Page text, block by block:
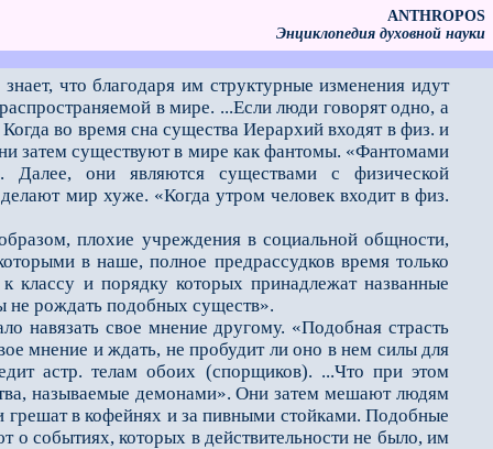
ANTHROPOS
Энциклопедия духовной науки
что благодаря им структурные изменения идут
в мире. ...Если люди говорят одно, а
во время сна существа Иерархий входят в физ. и
затем существуют в мире как фантомы. «Фантомами
они являются существами с физической
мир хуже. «Когда утром человек входит в физ.
плохие учреждения в социальной общности,
в наше, полное предрассудков время только
классу и порядку которых принадлежат названные
не рождать подобных существ».
свое мнение другому. «Подобная страсть
мнение и ждать, не пробудит ли оно в нем силы для
астр. телам обоих (спорщиков). ...Что при этом
называемые демонами». Они затем мешают людям
грешат в кофейнях и за пивными стойками. Подобные
о событиях, которых в действительности не было, им